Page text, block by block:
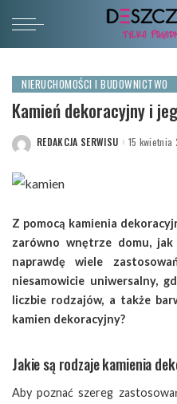
NIERUCHOMOŚCI I BUDOWNICTWO
Kamień dekoracyjny i
POSTED
REDAKCJA SERWISU 15
Z pomocą kamienia
zarówno wnętrze domu,
naprawdę wiele
niesamowicie uniwersalny,
liczbie rodzajów, a także
kamien dekoracyjny?
Jakie są rodzaje kamienia
Aby poznać szereg